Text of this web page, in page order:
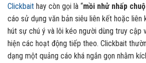
Clickbait hay còn gọi là “mồi nhử nhấp
cáo sử dụng văn bản siêu liên kết hoặc liên
hút sự chú ý và lôi kéo người dùng truy cập
hiện các hoạt động tiếp theo. Clickbait
dạng một quảng cáo khá ngắn gọn nhằm